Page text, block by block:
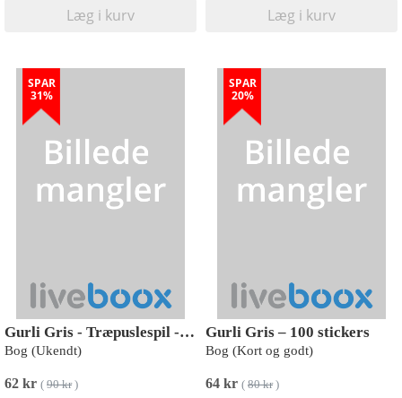
Læg i kurv Læg i kurv
SPAR
31%
Gurli Gris - Træpuslespil - Mudderleg
Bog (Ukendt)
62 kr ( 90 kr)
SPAR
20%
Gurli Gris – 100 stickers
Bog (Kort og godt)
64 kr ( 80 kr)